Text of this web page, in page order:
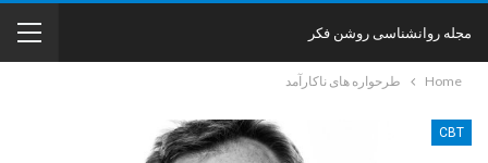
مجله روانشناسی روشن فکر
Home طرحواره های ناکارآمد
CBT